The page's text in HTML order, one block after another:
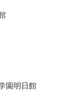
園明日館